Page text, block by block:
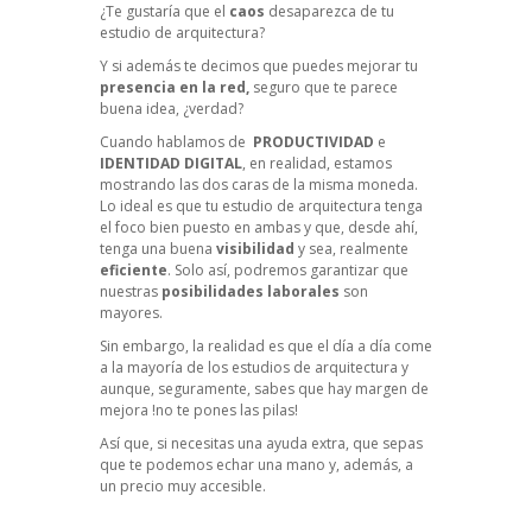
¿Te gustaría que el caos desaparezca de tu
estudio de arquitectura?
Y si además te decimos que puedes mejorar tu
presencia en la red, seguro que te parece
buena idea, ¿verdad?
Cuando hablamos de PRODUCTIVIDAD e
IDENTIDAD DIGITAL, en realidad, estamos
mostrando las dos caras de la misma moneda.
Lo ideal es que tu estudio de arquitectura tenga
el foco bien puesto en ambas y que, desde ahí,
tenga una buena visibilidad y sea, realmente
eficiente. Solo así, podremos garantizar que
nuestras posibilidades laborales son
mayores.
Sin embargo, la realidad es que el día a día come
a la mayoría de los estudios de arquitectura y
aunque, seguramente, sabes que hay margen de
mejora !no te pones las pilas!
Así que, si necesitas una ayuda extra, que sepas
que te podemos echar una mano y, además, a
un precio muy accesible.